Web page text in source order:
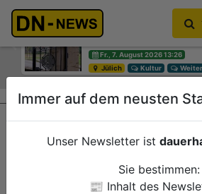
Diskussionen um
Erinnerungsort oder
Fr., 7. August 2026 13:26
Jülich
Kultur
Einbrecher im
gefunden
Fr., 7. August 2026 10:30
Düren
Polizei
Previous
Immer auf dem neusten
Unser Newsletter ist
Sie bestimmen:
📰 Inhalt des